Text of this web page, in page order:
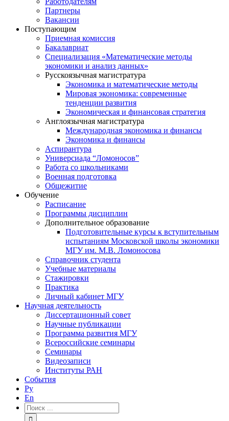
Партнеры
Вакансии
Поступающим
Приемная комиссия
Бакалавриат
Специализация «Математические методы
экономики и анализ данных»
Русскоязычная магистратура
Экономика и математические методы
Мировая экономика: современные
тенденции развития
Экономическая и финансовая стратегия
Англоязычная магистратура
Международная экономика и финансы
Экономика и финансы
Аспирантура
Универсиада “Ломоносов”
Работа со школьниками
Военная подготовка
Общежитие
Обучение
Расписание
Программы дисциплин
Дополнительное образование
Подготовительные курсы к вступительным
испытаниям Московской школы экономики
МГУ им. М.В. Ломоносова
Справочник студента
Учебные материалы
Стажировки
Практика
Личный кабинет МГУ
Научная деятельность
Диссертационный совет
Научные публикации
Программа развития МГУ
Всероссийские семинары
Семинары
Видеозаписи
Институты РАН
События
Ру
En
Результат
поиска: